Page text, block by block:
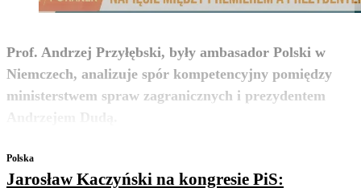
Prof. Andrzej Przyłębski, były ambasador Polski w
Niemczech, analizuje spór kompetencyjny pomiędzy
ministerstwem spraw zagranicznych i prezydentem
zobacz więcej
Polska
Jarosław Kaczyński na kongresie PiS: